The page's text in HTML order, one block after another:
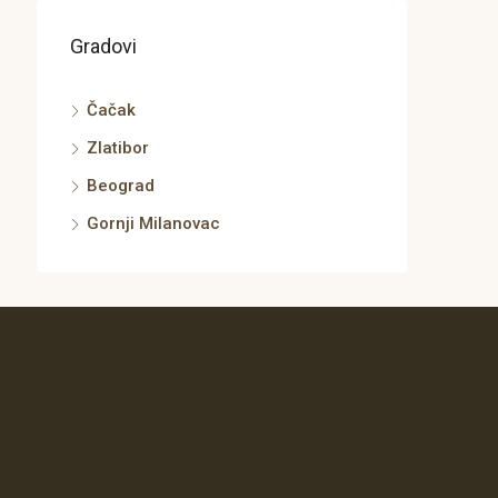
Gradovi
Čačak
Zlatibor
Beograd
Gornji Milanovac